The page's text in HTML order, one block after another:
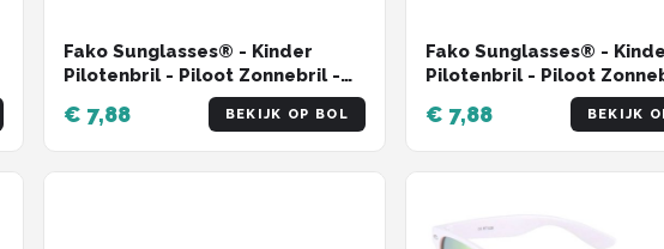
Fako Sunglasses® - Kinder
Pilotenbril - Piloot Zonnebril -
Jongens Zonnebril - Meisjes
Zonnebril - Zilver - Rood
€ 7,88 BEKIJK OP BOL
Fako Sunglasses® -
Pilotenbril - Piloot
Jongens Zonnebril -
Zonnebril - Zwart
€ 7,88 BEKIJK